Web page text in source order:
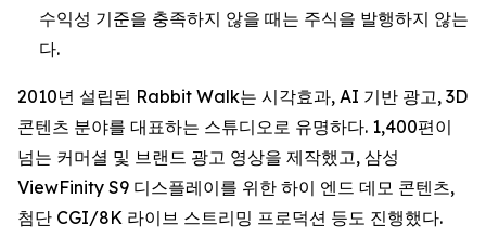
수익성 기준을 충족하지 않을 때는 주식을 발행하지 않는
다.
2010년 설립된 Rabbit Walk는 시각효과, AI 기반 광고, 3D
콘텐츠 분야를 대표하는 스튜디오로 유명하다. 1,400편이
넘는 커머셜 및 브랜드 광고 영상을 제작했고, 삼성
ViewFinity S9 디스플레이를 위한 하이 엔드 데모 콘텐츠,
첨단 CGI/8K 라이브 스트리밍 프로덕션 등도 진행했다.